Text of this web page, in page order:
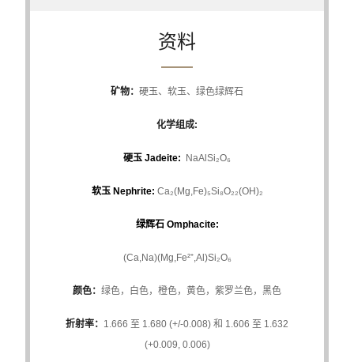
资料
矿物： 硬玉、软玉、绿色绿辉石
化学组成:
硬玉 Jadeite: NaAlSi₂O₆
软玉 Nephrite: Ca₂(Mg,Fe)₅Si₈O₂₂(OH)₂
绿辉石 Omphacite:
(Ca,Na)(Mg,Fe²⁺,Al)Si₂O₆
颜色： 绿色，白色，橙色，黄色，紫罗兰色，黑色
折射率： 1.666 至 1.680 (+/-0.008) 和 1.606 至 1.632
(+0.009, 0.006)